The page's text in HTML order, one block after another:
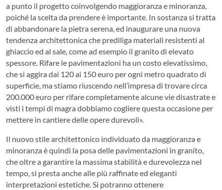
a punto il progetto coinvolgendo maggioranza e minoranza,
poiché la scelta da prendere è importante. In sostanza si tratta
di abbandonare la pietra serena, ed inaugurare una nuova
tendenza architettonica che prediliga materiali resistenti al
ghiaccio ed al sale, come ad esempio il granito di elevato
spessore. Rifare le pavimentazioni ha un costo elevatissimo,
che si aggira dai 120 ai 150 euro per ogni metro quadrato di
superficie, ma stiamo riuscendo nell’impresa di trovare circa
200.000 euro per rifare completamente alcune vie disastrate e
visti i tempi di magra dobbiamo cogliere questa occasione per
mettere in cantiere delle opere durevoli».
Il nuovo stile architettonico individuato da maggioranza e
minoranza è quindi la posa delle pavimentazioni in granito,
che oltre a garantire la massima stabilità e durevolezza nel
tempo, si presta anche alle più raffinate ed eleganti
interpretazioni estetiche. Si potranno ottenere